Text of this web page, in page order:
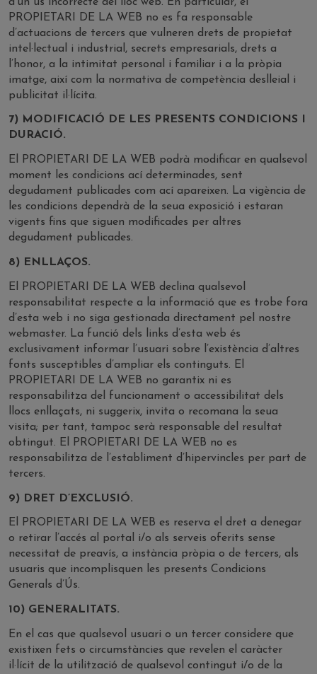
PROPIETARI DE LA WEB no es fa responsable
d’actuacions de tercers que vulneren drets de propietat
intel·lectual i industrial, secrets empresarials, drets a
l’honor, a la intimitat personal i familiar i a la pròpia
imatge, així com la normativa de competència deslleial i
publicitat il·lícita.
7) MODIFICACIÓ DE LES PRESENTS CONDICIONS I
DURACIÓ.
El PROPIETARI DE LA WEB podrà modificar en qualsevol
moment les condicions ací determinades, sent
degudament publicades com ací apareixen. La vigència de
les condicions dependrà de la seua exposició i estaran
vigents fins que siguen modificades per altres
degudament publicades.
8) ENLLAÇOS.
El PROPIETARI DE LA WEB declina qualsevol
responsabilitat respecte a la informació que es trobe fora
d’esta web i no siga gestionada directament pel nostre
webmaster. La funció dels links d’esta web és
exclusivament informar l’usuari sobre l’existència d’altres
fonts susceptibles d’ampliar els continguts. El
PROPIETARI DE LA WEB no garantix ni es
responsabilitza del funcionament o accessibilitat dels
llocs enllaçats, ni suggerix, invita o recomana la seua
visita; per tant, tampoc serà responsable del resultat
obtingut. El PROPIETARI DE LA WEB no es
responsabilitza de l’establiment d’hipervincles per part de
tercers.
9) DRET D’EXCLUSIÓ.
El PROPIETARI DE LA WEB es reserva el dret a denegar
o retirar l’accés al portal i/o als serveis oferits sense
necessitat de preavís, a instància pròpia o de tercers, als
usuaris que incomplisquen les presents Condicions
Generals d’Ús.
10) GENERALITATS.
En el cas que qualsevol usuari o un tercer considere que
existixen fets o circumstàncies que revelen el caràcter
il·lícit de la utilització de qualsevol contingut i/o de la